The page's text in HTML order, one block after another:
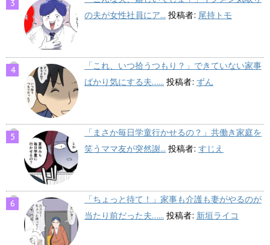
の夫が女性社員にア... 投稿者: 尾持トモ
「これ、いつ拾うつもり？」できていない家事
ばかり気にする夫…... 投稿者: ずん
「まさか毎日学童行かせるの？」共働き家庭を
笑うママ友が突然謝... 投稿者: すじえ
「ちょっと待て！」家事も介護も妻がやるのが
当たり前だった夫…... 投稿者: 新垣ライコ